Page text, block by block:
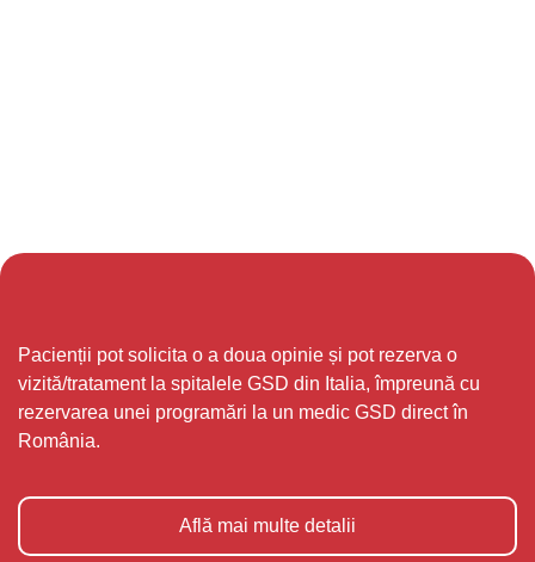
Pacienții pot solicita o a doua opinie și pot rezerva o
vizită/tratament la spitalele GSD din Italia, împreună cu
rezervarea unei programări la un medic GSD direct în
România.
Află mai multe detalii